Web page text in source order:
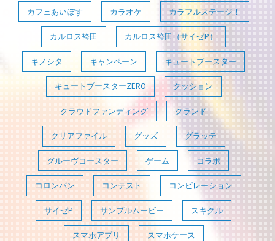
カフェあいぼす カラオケ カラフルステージ！
カルロス袴田 カルロス袴田（サイゼP）
キノシタ キャンペーン キュートブースター
キュートブースターZERO クッション
クラウドファンディング クランド
クリアファイル グッズ グラッテ
グルーヴコースター ゲーム コラボ
コロンバン コンテスト コンピレーション
サイゼP サンプルムービー スキクル
スマホアプリ スマホケース